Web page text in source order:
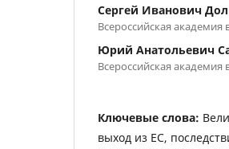
Сергей Иванович
Всероссийская
Юрий Анатольевич
Всероссийская
Ключевые слова:
выход из ЕС,